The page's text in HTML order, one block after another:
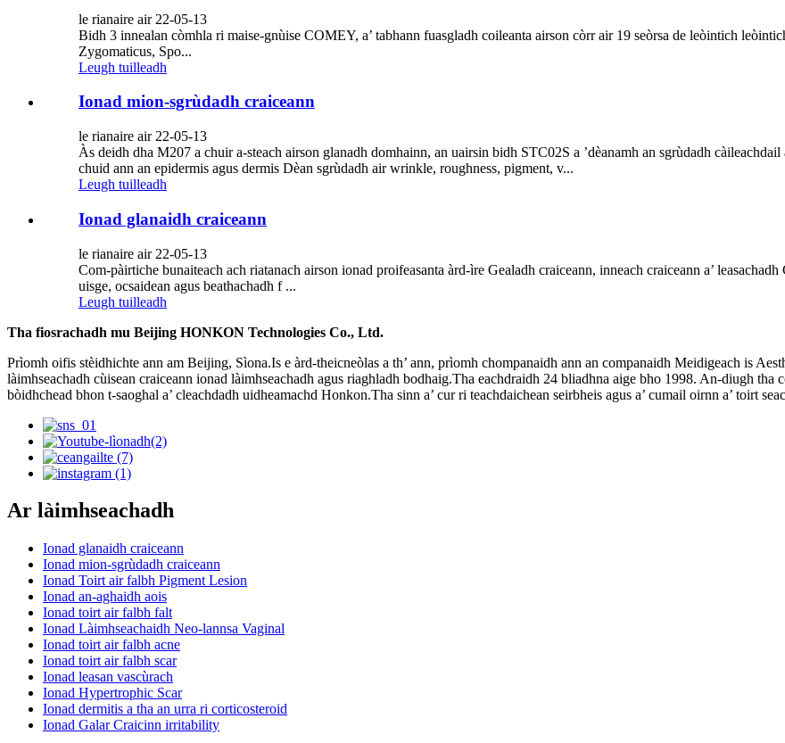
le rianaire air 22-05-13
Bidh 3 innealan còmhla ri maise-gnùise COMEY, a’ tabhann fuasgladh coileanta airson còrr air 19 seòrsa de leòintich
Zygomaticus, Spo...
Leugh tuilleadh
Ionad mion-sgrùdadh craiceann
le rianaire air 22-05-13
Às deidh dha M207 a chuir a-steach airson glanadh domhainn, an uairsin bidh STC02S a ’dèanamh an sgrùdadh
chuid ann an epidermis agus dermis Dèan sgrùdadh air wrinkle, roughness, pigment, v...
Leugh tuilleadh
Ionad glanaidh craiceann
le rianaire air 22-05-13
Com-pàirtiche bunaiteach ach riatanach airson ionad proifeasanta àrd-ìre Gealadh craiceann, inneach craiceann a’
uisge, ocsaidean agus beathachadh f ...
Leugh tuilleadh
Tha fiosrachadh mu Beijing HONKON Technologies Co., Ltd.
Prìomh oifis stèidhichte ann am Beijing, Sìona.Is e àrd-theicneòlas a th’ ann, prìomh chompanaidh ann an companaidh Meidigeach is
làimhseachadh cùisean craiceann ionad làimhseachadh agus riaghladh bodhaig.Tha eachdraidh 24 bliadhna aige bho 1998. An-diugh
bòidhchead bhon t-saoghal a’ cleachdadh uidheamachd Honkon.Tha sinn a’ cur ri teachdaichean seirbheis agus a’ cumail oirnn a’ toirt
Ar làimhseachadh
Ionad glanaidh craiceann
Ionad mion-sgrùdadh craiceann
Ionad Toirt air falbh Pigment Lesion
Ionad an-aghaidh aois
Ionad toirt air falbh falt
Ionad Làimhseachaidh Neo-lannsa Vaginal
Ionad toirt air falbh acne
Ionad toirt air falbh scar
Ionad leasan vascùrach
Ionad Hypertrophic Scar
Ionad dermitis a tha an urra ri corticosteroid
Ionad Galar Craicinn irritability